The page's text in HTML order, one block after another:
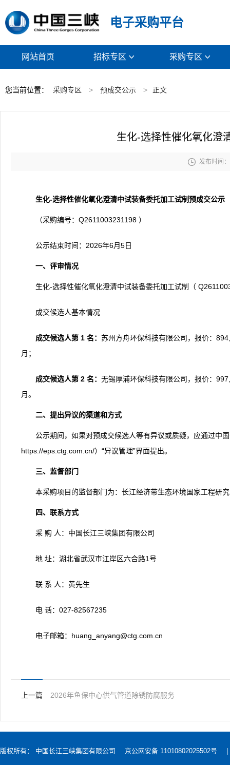
电子采购平台
网站首页 招标专区  采购专区 
您当前位置： 采购专区 > 预成交公示 > 正文
生化-选择性催化氧化澄
 发布时间
生化-选择性催化氧化澄清中试装备委托加工试制预成交公示
（采购编号：Q2611003231198 ）
公示结束时间： 2026年6月5日
一、评审情况
生化-选择性催化氧化澄清中试装备委托加工试制（
成交候选人基本情况
成交候选人第 1 名： 苏州方舟环保科技有限公司，报价：
月；
成交候选人第 2 名： 无锡厚浦环保科技有限公司，报价：
月。
二、提出异议的渠道和方式
公示期间，如果对预成交候选人等有异议或质疑，应通过中
https://eps.ctg.com.cn/）“异议管理”界面提出。
三、监督部门
本采购项目的监督部门为：长江经济带生态环境国家工程研
四、联系方式
采 购 人：中国长江三峡集团有限公司
地 址：湖北省武汉市江岸区六合路1号
联 系 人：黄先生
电 话：027-82567235
电子邮箱：huang_anyang@ctg.com.cn
上一篇 2026年鱼保中心供气管道除锈防腐服务
版权所有： 中国长江三峡集团有限公司 京公网安备 11010802025502号